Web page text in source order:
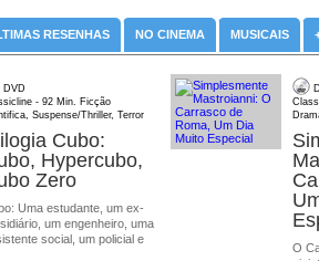
RESENHAS NO CINEMA MUSICAIS
DVD
- 92 Min. Ficção
Suspense/Thriller, Terror
Cubo:
Hypercubo,
Zero
Uma estudante, um ex-
um engenheiro, uma
social, um policial e
O